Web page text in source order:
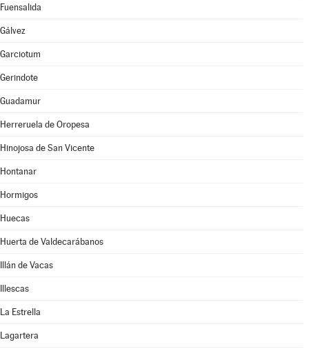
Fuensalida
Gálvez
Garciotum
Gerindote
Guadamur
Herreruela de Oropesa
Hinojosa de San Vicente
Hontanar
Hormigos
Huecas
Huerta de Valdecarábanos
Illán de Vacas
Illescas
La Estrella
Lagartera